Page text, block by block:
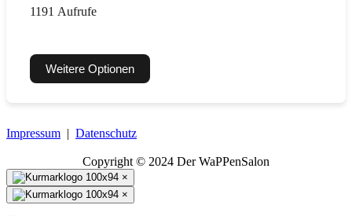
1191 Aufrufe
Weitere Optionen
Impressum | Datenschutz
Copyright © 2024 Der WaPPenSalon
×
×